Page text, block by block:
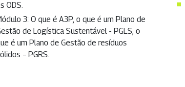
ODS.
3: O que é A3P, o que é um Plano de
de Logística Sustentável - PGLS, o
é um Plano de Gestão de resíduos
– PGRS.